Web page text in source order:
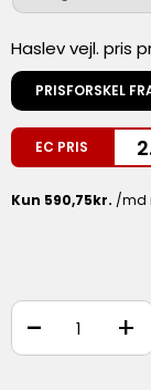
Haslev vejl. pris
PRISFORSKEL
EC PRIS
+
-